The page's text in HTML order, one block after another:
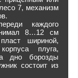
7, механизм
каждого
8…12 см
шириной,
плуга,
дно борозды
состоит из